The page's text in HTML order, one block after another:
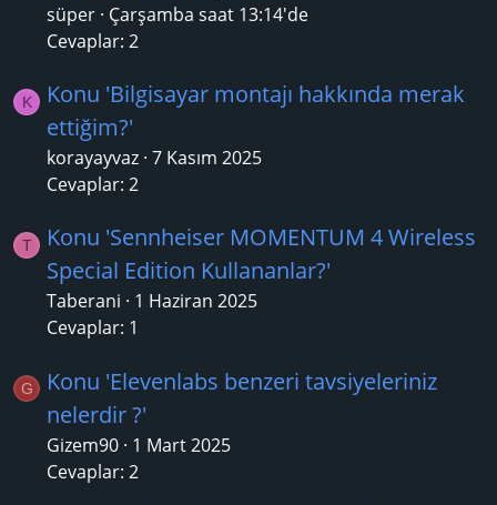
süper Çarşamba saat 13:14'de
Cevaplar: 2
K
Konu 'Bilgisayar montajı hakkında merak
ettiğim?'
korayayvaz 7 Kasım 2025
Cevaplar: 2
T
Konu 'Sennheiser MOMENTUM 4 Wireless
Special Edition Kullananlar?'
Taberani
1 Haziran 2025
Cevaplar: 1
G
Konu 'Elevenlabs benzeri tavsiyeleriniz
nelerdir ?'
Gizem90 1 Mart 2025
Cevaplar: 2